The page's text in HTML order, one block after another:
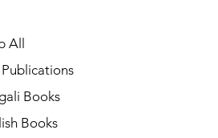
All
Books
Books